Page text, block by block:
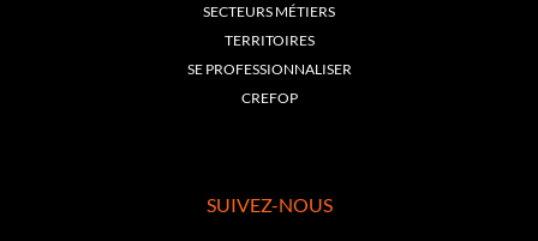
SECTEURS MÉTIERS
TERRITOIRES
SE PROFESSIONNALISER
CREFOP
SUIVEZ-NOUS